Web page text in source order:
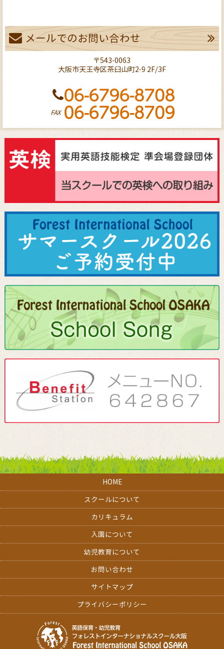
メールでのお問い合わせ
〒543-0063
大阪市天王寺区茶臼山町2-9 2F/3F
FAX
HOME
スクールについて
カリキュラム
入園について
幼児教育について
お問い合わせ
サイトマップ
プライバシーポリシー